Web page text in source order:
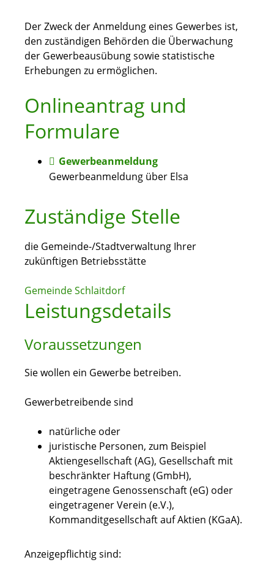
Der Zweck der Anmeldung eines Gewerbes ist,
den zuständigen Behörden die Überwachung
der Gewerbeausübung sowie statistische
Erhebungen zu ermöglichen.
Onlineantrag und
Formulare
Gewerbeanmeldung
Gewerbeanmeldung über Elsa
Zuständige Stelle
die Gemeinde-/Stadtverwaltung Ihrer
zukünftigen Betriebsstätte
Gemeinde Schlaitdorf
Leistungsdetails
Voraussetzungen
Sie wollen ein Gewerbe betreiben.
Gewerbetreibende sind
natürliche oder
juristische Personen, zum Beispiel
Aktiengesellschaft (AG), Gesellschaft mit
beschränkter Haftung (GmbH),
eingetragene Genossenschaft (eG) oder
eingetragener Verein (e.V.),
Kommanditgesellschaft auf Aktien (KGaA).
Anzeigepflichtig sind: